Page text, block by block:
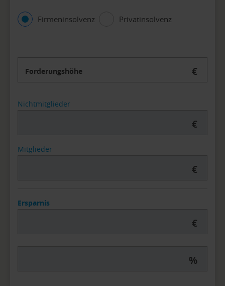
Firmeninsolvenz Privatinsolvenz
Forderungshöhe €
Nichtmitglieder
€
Mitglieder
€
Ersparnis
€
%